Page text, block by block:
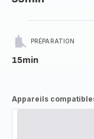
PRÉPARATION
15min
Appareils